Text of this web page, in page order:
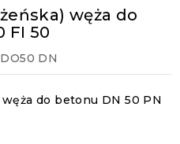
węża do
FI 50
DN
węża do betonu DN 50 PN